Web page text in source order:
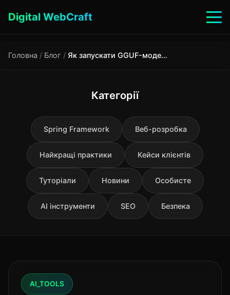
Digital WebCraft
Головна / Блог / Як запускати GGUF-моделі з Hugging Face в Ollama
Категорії
Spring Framework Веб-розробка
Найкращі практики Кейси клієнтів
Туторіали Новини Особисте
AI інструменти SEO Безпека
AI_TOOLS